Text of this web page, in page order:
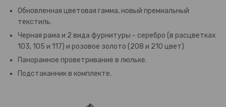
Обновленная цветовая гамма, новый премиальный
текстиль.
Черная рама и 2 вида фурнитуры - серебро (в расцветках
103, 105 и 117) и розовое золото (208 и 210 цвет)
Панорамное проветривание в люльке.
Подстаканник в комплекте.